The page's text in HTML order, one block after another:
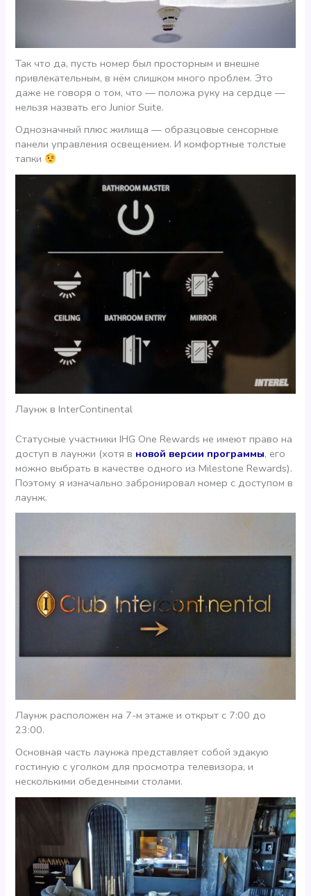
Так что да, пусть номер был просторным и внешне
привлекательным, в нём слишком много проблем. Это
даже не говоря о том, что — положа руку на сердце —
нельзя назвать его Junior Suite.
Однозначный плюс жилища — образцовые сенсорные
панели управления освещением. И комфортные толстые
тапки
Лаунж в InterContinental
Статусные участники IHG One Rewards не имеют право на
доступ в лаунжи (хотя в новой версии программы, его
можно выбрать в качестве одного из Milestone Rewards).
Поэтому я изначально забронировал номер с доступом в
лаунж.
Лаунж расположен на 7-м этаже и открыт с 7:00 до
23:00.
Основная часть лаунжа представляет собой эдакую
гостиную с уголком для просмотра телевизора, и
несколькими обеденными столами.